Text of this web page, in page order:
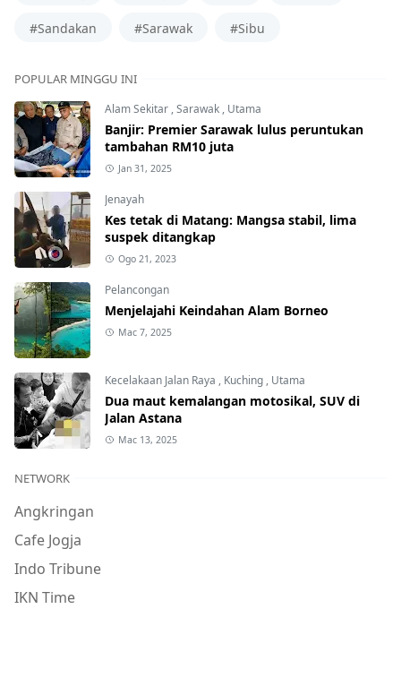
#Sandakan #Sarawak #Sibu
POPULAR MINGGU INI
Alam Sekitar ,Sarawak , Utama
Banjir: Premier Sarawak lulus peruntukan
tambahan RM10 juta
Jan 31, 2025
Jenayah
Kes tetak di Matang: Mangsa stabil, lima
suspek ditangkap
Ogo 21, 2023
Pelancongan
Menjelajahi Keindahan Alam Borneo
Mac 7, 2025
Kecelakaan Jalan Raya , Kuching , Utama
Dua maut kemalangan motosikal, SUV di
Jalan Astana
Mac 13, 2025
NETWORK
Angkringan
Cafe Jogja
Indo Tribune
IKN Time